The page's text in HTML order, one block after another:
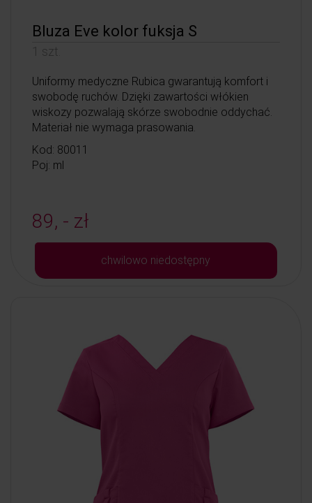
Bluza Eve kolor fuksja S
1 szt.
Uniformy medyczne Rubica gwarantują komfort i
swobodę ruchów. Dzięki zawartości włókien
wiskozy pozwalają skórze swobodnie oddychać.
Materiał nie wymaga prasowania.
Kod: 80011
Poj: ml
89, - zł
chwilowo niedostępny